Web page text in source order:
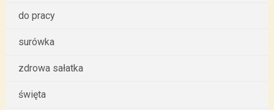
do pracy
surówka
zdrowa sałatka
święta